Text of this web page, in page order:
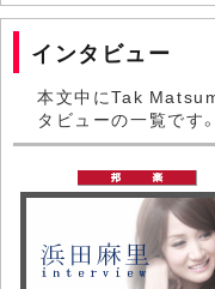
インタビュー
本文中にTak
タビューの一覧です。